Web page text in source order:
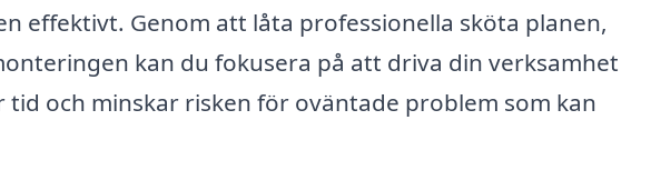
effektivt. Genom att låta professionella sköta planen,
kan du fokusera på att driva din verksamhet
och minskar risken för oväntade problem som kan